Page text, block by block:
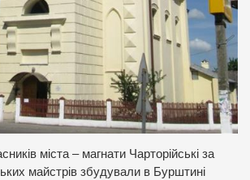
міста – магнати Чарторійські за
майстрів збудували в Бурштині